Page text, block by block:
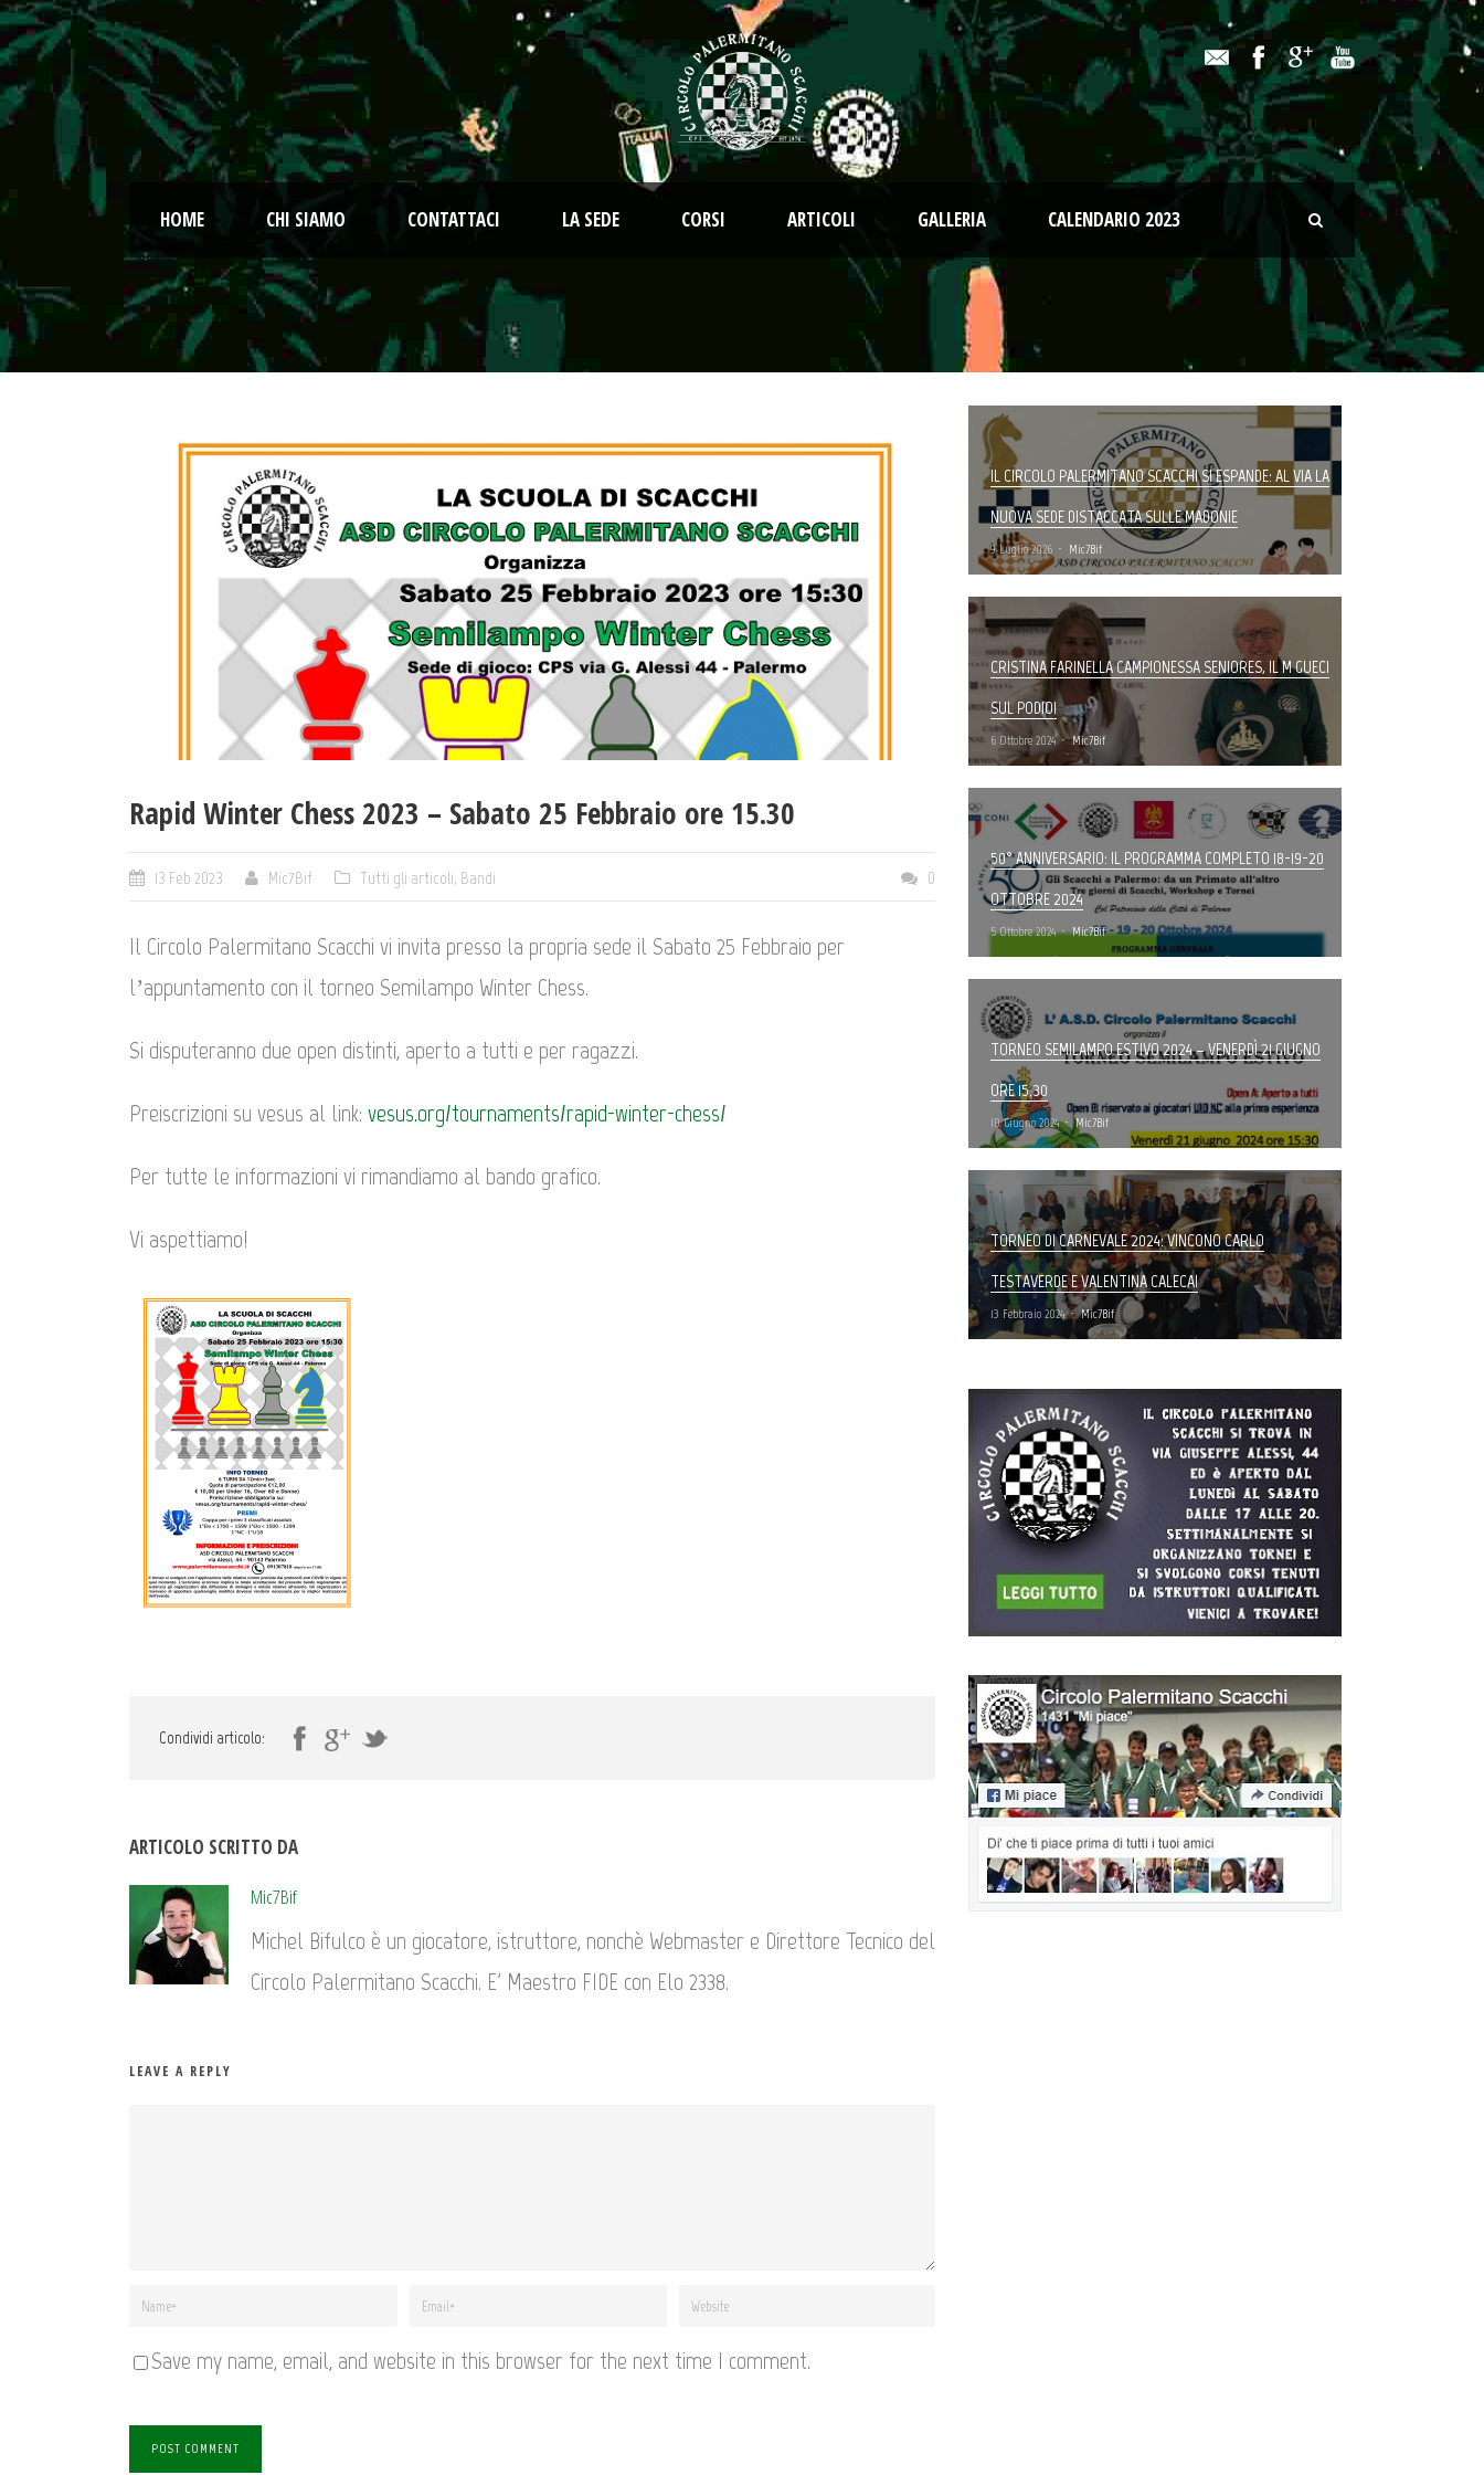
HOME CHI SIAMO CONTATTACI LA SEDE CORSI ARTICOLI GALLERIA CALENDARIO 2023
Rapid Winter Chess 2023 – Sabato 25 Febbraio ore 15.30
13 Feb 2023 Mic7Bif Tutti gli articoli, Bandi 0
Il Circolo Palermitano Scacchi vi invita presso la propria sede il Sabato 25 Febbraio per
l’appuntamento con il torneo Semilampo Winter Chess.
Si disputeranno due open distinti, aperto a tutti e per ragazzi.
Preiscrizioni su vesus al link: vesus.org/tournaments/rapid-winter-chess/
Per tutte le informazioni vi rimandiamo al bando grafico.
Vi aspettiamo!
Condividi articolo:
ARTICOLO SCRITTO DA
Mic7Bif
Michel Bifulco è un giocatore, istruttore, nonchè Webmaster e Direttore Tecnico del
Circolo Palermitano Scacchi. E' Maestro FIDE con Elo 2338.
LEAVE A REPLY
Save my name, email, and website in this browser for the next time I comment.
IL CIRCOLO PALERMITANO SCACCHI SI ESPANDE: AL VIA LA
NUOVA SEDE DISTACCATA SULLE MADONIE
9 Luglio 2026 Mic7Bif
CRISTINA FARINELLA CAMPIONESSA SENIORES, IL M GUECI
SUL PODIO!
6 Ottobre 2024 Mic7Bif
50° ANNIVERSARIO: IL PROGRAMMA COMPLETO 18-19-20
OTTOBRE 2024
5 Ottobre 2024 Mic7Bif
TORNEO SEMILAMPO ESTIVO 2024 – VENERDÌ 21 GIUGNO
ORE 15.30
10 Giugno 2024 Mic7Bif
TORNEO DI CARNEVALE 2024: VINCONO CARLO
TESTAVERDE E VALENTINA CALECA!
13 Febbraio 2024 Mic7Bif